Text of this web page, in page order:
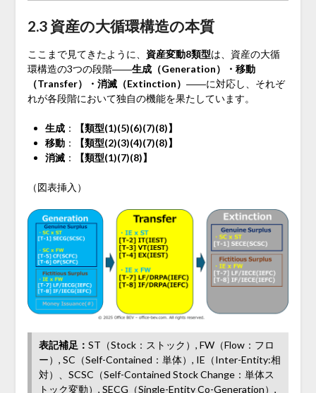
2.3 資産の大循環構造の本質
ここまで見てきたように、 資産変動8類型は、資産の大循
環構造の3つの段階――生成（Generation）・移動
（Transfer）・消滅（Extinction） ――に対応し、それぞ
れが各段階において独自の機能を果たしています。
生成：
【類型(1)(5)(6)(7)(8)】
移動：
【類型(2)(3)(4)(7)(8)】
消滅： 【類型(1)(7)(8)】
（図表挿入）
表記補足： ST（Stock：ストック）, FW（Flow：フロ
ー）, SC（Self-Contained：単体）, IE（Inter-Entity:相
対）、SCSC（Self-Contained Stock Change：単体ス
トック変動）, SECG（Single-Entity Co-Generation）,